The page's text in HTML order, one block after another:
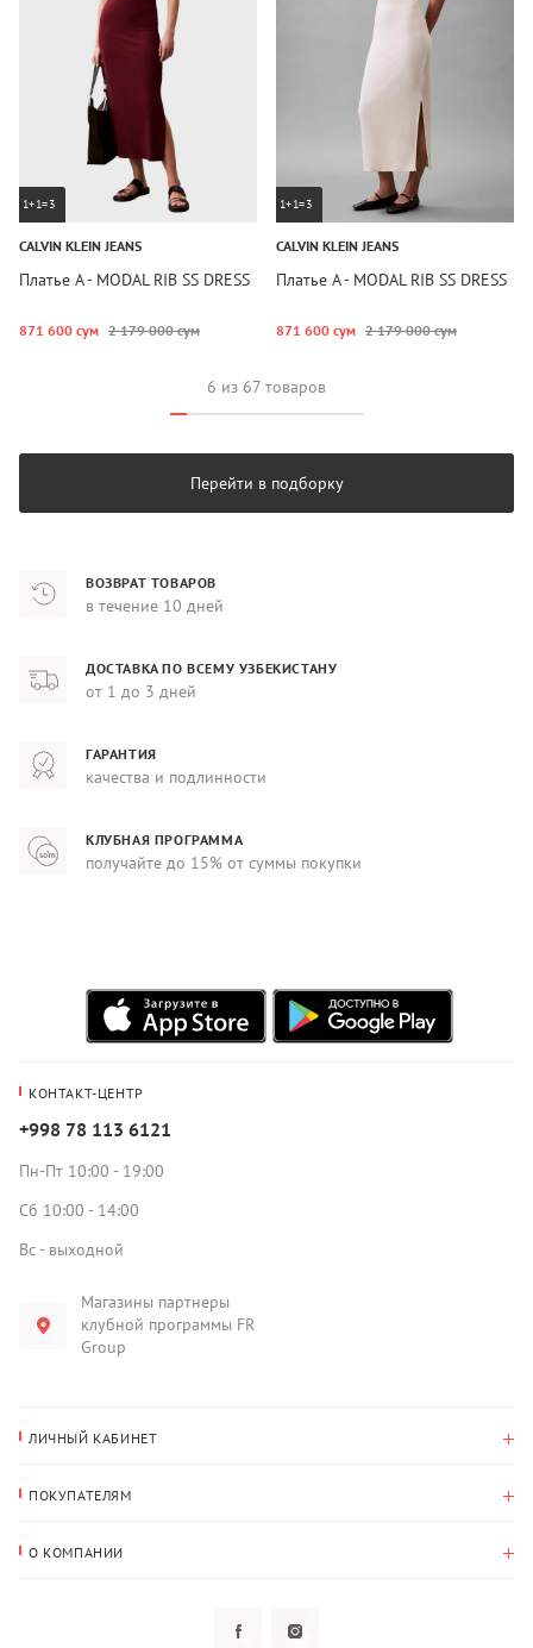
1+1=3
CALVIN KLEIN JEANS
Платье A - MODAL RIB SS DRESS
871 600 сум 2 179 000 сум
1+1=3
CALVIN KLEIN JEANS
Платье A - MODAL RIB SS DRESS
871 600 сум 2 179 000 сум
6 из 67 товаров
Перейти в подборку
ВОЗВРАТ ТОВАРОВ
в течение 10 дней
ДОСТАВКА ПО ВСЕМУ УЗБЕКИСТАНУ
от 1 до 3 дней
ГАРАНТИЯ
качества и подлинности
КЛУБНАЯ ПРОГРАММА
получайте до 15% от суммы покупки
КОНТАКТ-ЦЕНТР
+998 78 113 6121
Пн-Пт 10:00 - 19:00
Сб 10:00 - 14:00
Вс - выходной
Магазины партнеры
клубной программы FR
Group
ЛИЧНЫЙ КАБИНЕТ
Адрес для доставки
ПОКУПАТЕЛЯМ
О КОМПАНИИ
Политика конфиденциальности